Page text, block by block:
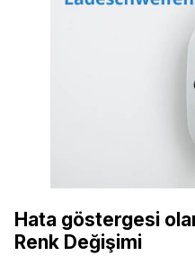
Hata göstergesi
Renk Değişimi